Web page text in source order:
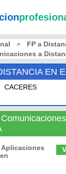
» FP a
a
EN
CACERES
Aplicaciones